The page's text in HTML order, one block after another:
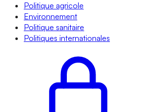
Politique agricole
Environnement
Politique sanitaire
Politiques internationales